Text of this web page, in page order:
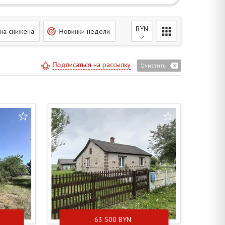
снижена Новинки недели BYN
Очистить
Подписаться на рассылку
63 500 BYN